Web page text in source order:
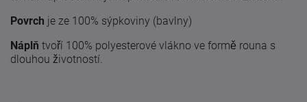
Povrch je ze 100% sýpkoviny (bavlny)
Náplň tvoří 100% polyesterové vlákno ve formě rouna s
dlouhou životností.